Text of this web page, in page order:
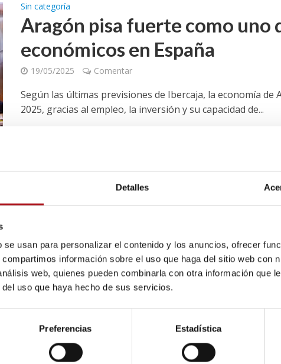
Detalles
usan para personalizar el contenido y los anuncios, ofrecer
información sobre el uso que haga del sitio web con
web, quienes pueden combinarla con otra información que
uso que haya hecho de sus servicios.
Preferencias Estadística
Sin categoría
Aragón pisa fuerte como uno
económicos en España
19/05/2025 Comentar
Según las últimas previsiones de Ibercaja, la economía de
2025, gracias al empleo, la inversión y su capacidad de...
Ibercaja mejora las
económico en Aragón 2025
19/05/2025 Comentar
Cómo las inversiones en el sector inmobiliario impulsan
Melús | 12 de mayo 2025 La entidad financiera revisa...
Noticias